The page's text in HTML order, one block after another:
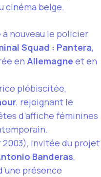
cinéma belge.
à nouveau le policier
Squad : Pantera,
en Allemagne et en
plébiscitée,
, rejoignant le
d’affiche féminines
2003), invitée du projet
Banderas,
présence